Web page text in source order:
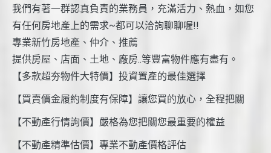
我們有著一群認真負責的業務員，充滿活力、熱血，如您
有任何房地產上的需求~都可以洽詢聊聊喔!!
專業新竹房地產、仲介、推薦
提供房屋、店面、土地、廠房..等豐富物件應有盡有。
【多款超夯物件大特價】投資置產的最佳選擇
【買賣價金履約制度有保障】讓您買的放心，全程把關
【不動產行情詢價】嚴格為您把關您最重要的權益
【不動產精準估價】專業不動產價格評估